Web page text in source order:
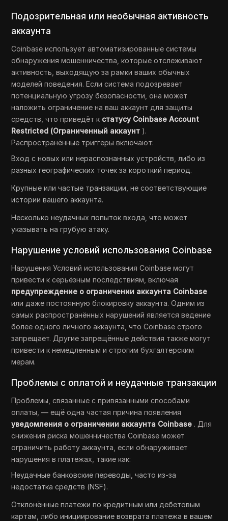
Подозрительная или необычная активность
аккаунта
Coinbase использует автоматизированные системы
обнаружения мошенничества, которые отслеживают
активность, выходящую за рамки ваших обычных
моделей поведения. Если система подозревает
потенциальную угрозу безопасности, она может
наложить ограничение на ваш аккаунт для защиты
средств, что приведёт к статусу Coinbase Account
Restricted (Ограниченный аккаунт ).
Распространённые триггеры включают:
Вход с новых или нераспознанных устройств, либо из
разных географических точек за короткий период.
Крупные или частые транзакции, не соответствующие
истории вашего аккаунта.
Несколько неудачных попыток входа, что может
указывать на грубую атаку.
Нарушение условий использования Coinbase
Нарушения Условий использования Coinbase могут
привести к серьёзным последствиям, включая
предупреждение о ограничении аккаунта Coinbase
или даже постоянную блокировку аккаунта. Одним из
самых распространённых нарушений является ведение
более одного личного аккаунта, что Coinbase строго
запрещает. Другие запрещённые действия также могут
привести к немедленным и строгим бухгалтерским
мерам.
Проблемы с оплатой и неудачные транзакции
Проблемы, связанные с привязанными способами
оплаты, — ещё одна частая причина появления
уведомления о ограничении аккаунта Coinbase . Для
снижения риска мошенничества Coinbase может
ограничить работу аккаунта, если обнаруживает
нарушения в платежах, такие как:
Неудачные банковские переводы, часто из-за
недостатка средств (NSF).
Отклонённые платежи по кредитным или дебетовым
картам, либо инициирование возврата платежа в вашем